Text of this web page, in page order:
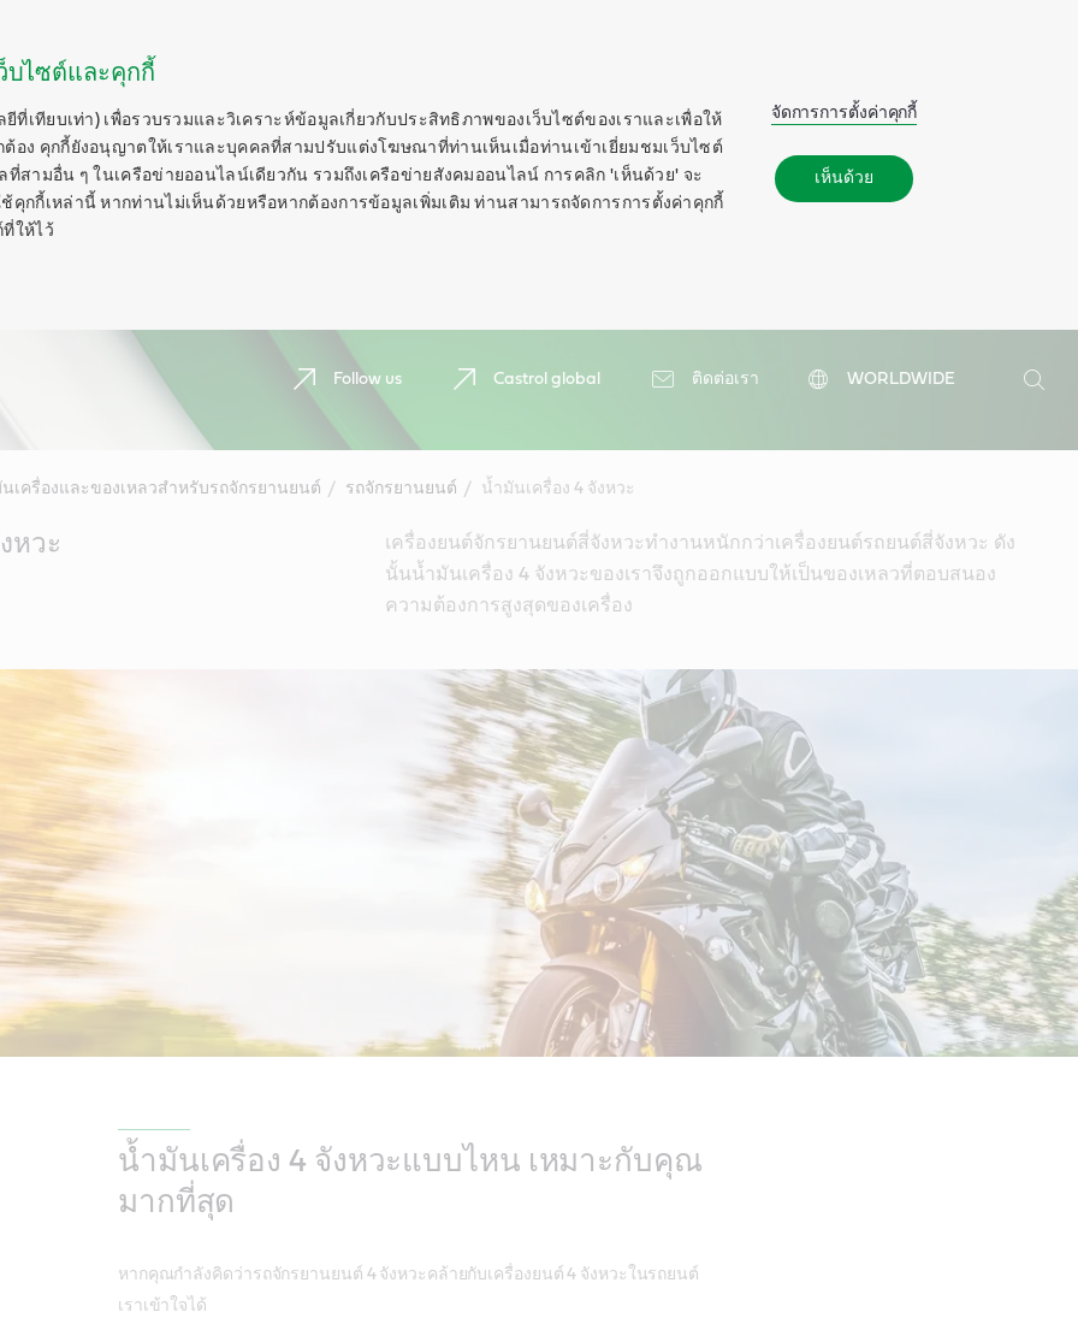
บไซต์และคุกกี้
ยีที่เทียบเท่า) เพื่อรวบรวมและวิเคราะห์ข้อมูลเกี่ยวกับประสิทธิภาพของเว็บไซต์ของเราและเพื่อให้
ต้อง คุกกี้ยังอนุญาตให้เราและบุคคลที่สามปรับแต่งโฆษณาที่ท่านเห็นเมื่อท่านเข้าเยี่ยมชมเว็บไซต์
ที่สามอื่น ๆ ในเครือข่ายออนไลน์เดียวกัน รวมถึงเครือข่ายสังคมออนไลน์ การคลิก 'เห็นด้วย' จะ
คุกกี้เหล่านี้ หากท่านไม่เห็นด้วยหรือหากต้องการข้อมูลเพิ่มเติม ท่านสามารถจัดการการตั้งค่าคุกกี้
ให้ไว้
จัดการการตั้งค่าคุกกี้
เห็นด้วย
Follow us Castrol global ติดต่อเรา
WORLDWIDE
ค้นหา
เครื่องและของเหลวสำหรับรถจักรยานยนต์ รถจักรยานยนต์ น้ำมันเครื่อง 4 จังหวะ
หวะ
เครื่องยนต์จักรยานยนต์สี่จังหวะทำงานหนักกว่าเครื่องยนต์รถยนต์สี่จังหวะ ดัง
นั้นน้ำมันเครื่อง 4 จังหวะของเราจึงถูกออกแบบให้เป็นของเหลวที่ตอบสนอง
ความต้องการสูงสุดของเครื่อง
น้ำมันเครื่อง 4 จังหวะแบบไหน เหมาะกับคุณ
มากที่สุด
หากคุณกำลังคิดว่ารถจักรยานยนต์ 4 จังหวะคล้ายกับเครื่องยนต์ 4 จังหวะในรถยนต์
เราเข้าใจได้